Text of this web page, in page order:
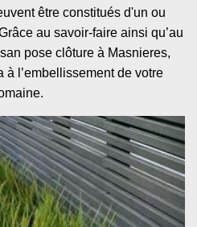
être constitués d'un ou
au savoir-faire ainsi qu’au
pose clôture à Masnieres,
à l’embellissement de votre